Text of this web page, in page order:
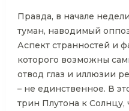
Правда, в начале
туман, наводимый
Аспект странностей и
которого возможны
отвод глаз и иллюзии
– не единственное. В
трин Плутона к